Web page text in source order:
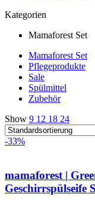
Kategorien
Mamaforest Set
Mamaforest Set
Pflegeprodukte
Sale
Spülmittel
Zubehör
Show 9 12 18 24
-33%
mamaforest |
Geschirrspülseife